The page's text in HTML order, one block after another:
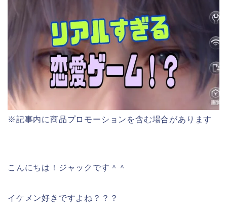
※記事内に商品プロモーションを含む場合があります
こんにちは！ジャックです＾＾
イケメン好きですよね？？？